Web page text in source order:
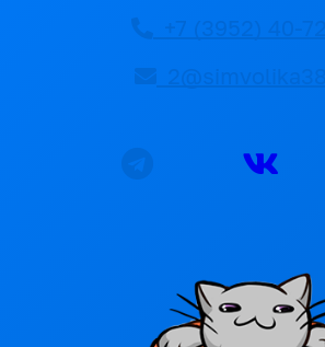
+7 (3952) 40-